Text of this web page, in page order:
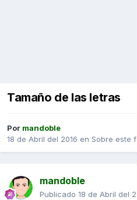
Tamaño de las letras
Por mandoble
18 de Abril del 2016 en Sobre este
mandoble
Publicado 18 de Abril del